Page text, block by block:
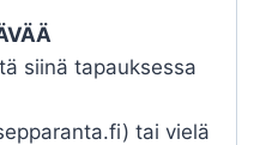
siinä tapauksessa
tai vielä